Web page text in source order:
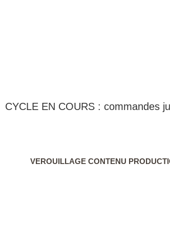
CYCLE EN COURS : commandes
VEROUILLAGE CONTENU